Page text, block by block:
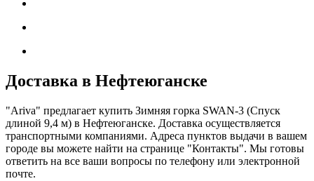
Доставка в Нефтеюганске
"Ariva" предлагает купить Зимняя горка SWAN-3 (Спуск
длиной 9,4 м) в Нефтеюганске. Доставка осуществляется
транспортными компаниями. Адреса пунктов выдачи в вашем
городе вы можете найти на странице "Контакты". Мы готовы
ответить на все ваши вопросы по телефону или электронной
почте.